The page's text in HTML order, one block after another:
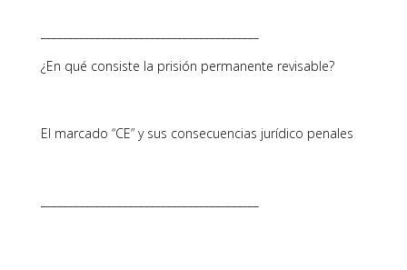
¿En qué consiste la prisión permanente revisable?
El marcado “CE” y sus consecuencias jurídico penales